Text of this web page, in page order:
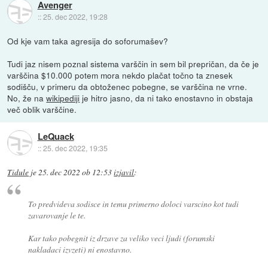
Avenger
::25. dec 2022, 19:28
Od kje vam taka agresija do soforumašev?
Tudi jaz nisem poznal sistema varščin in sem bil prepričan, da če je
varščina $10.000 potem mora nekdo plačat točno ta znesek
sodišču, v primeru da obtoženec pobegne, se varščina ne vrne.
No, že nawikipediji je hitro jasno, da ni tako enostavno in obstaja
več oblik varščine.
LeQuack
::25. dec 2022, 19:35
Tidule je25. dec 2022 ob 12:53izjavil:
To predvideva sodisce in temu primerno doloci varscino kot tudi
zavarovanje le te.
Kar tako pobegnit iz drzave za veliko veci ljudi (forumski
nakladaci izvzeti) ni enostavno.